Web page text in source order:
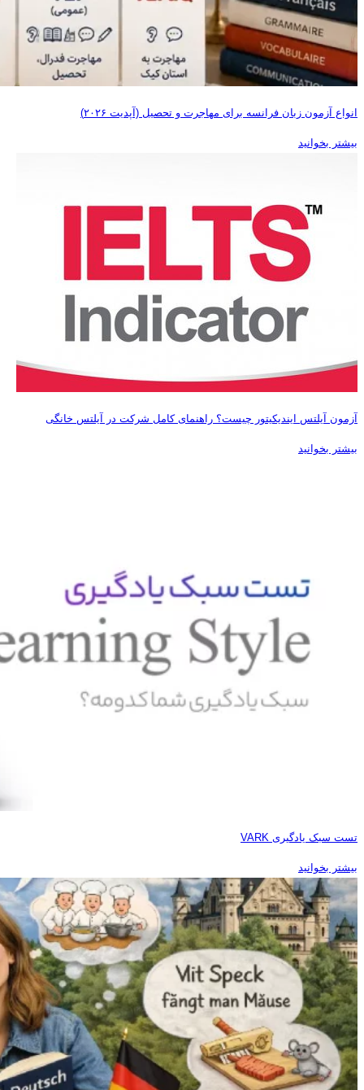
انواع آزمون زبان فرانسه برای مهاجرت و تحصیل (آپدیت ۲۰۲۶)
بیشتر بخوانید
آزمون آیلتس ایندیکیتور چیست؟ راهنمای کامل شرکت در آیلتس خانگی
بیشتر بخوانید
تست سبک یادگیری VARK
بیشتر بخوانید